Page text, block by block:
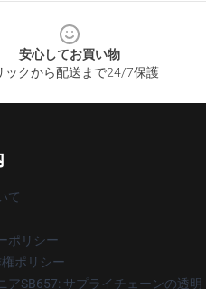
安心してお買い物
ックから配送まで24/7保護
て
ポリシー
権ポリシー
アSB657: サプライチェーンの透明